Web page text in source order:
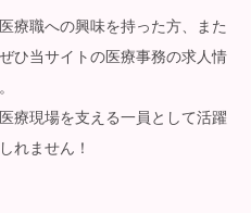
療職への興味を持った方、また
ひ当サイトの医療事務の求人情
療現場を支える一員として活躍
れません！